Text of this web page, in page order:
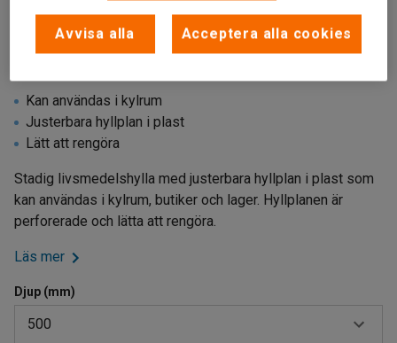
Kan användas i kylrum
Justerbara hyllplan i plast
Lätt att rengöra
Stadig livsmedelshylla med justerbara hyllplan i plast som
kan användas i kylrum, butiker och lager. Hyllplanen är
perforerade och lätta att rengöra.
Läs mer
Djup (mm)
500
Avvisa alla Acceptera alla cookies